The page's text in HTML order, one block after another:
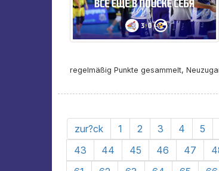
regelmäßig Punkte gesammelt,
zur?ck 1 2 3 4 5
43
44 45 46 47